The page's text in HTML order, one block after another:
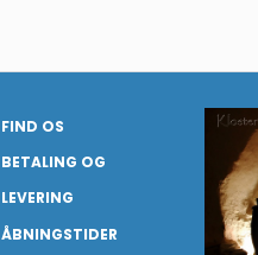
FIND OS
BETALING OG
LEVERING
ÅBNINGSTIDER